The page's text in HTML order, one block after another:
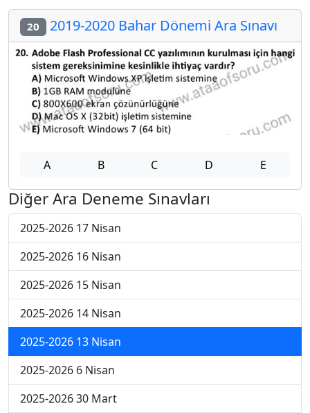
20 2019-2020 Bahar Dönemi Ara Sınavı
A B C D E
Diğer Ara Deneme Sınavları
2025-2026 17 Nisan
2025-2026 16 Nisan
2025-2026 15 Nisan
2025-2026 14 Nisan
2025-2026 13 Nisan
2025-2026 6 Nisan
2025-2026 30 Mart